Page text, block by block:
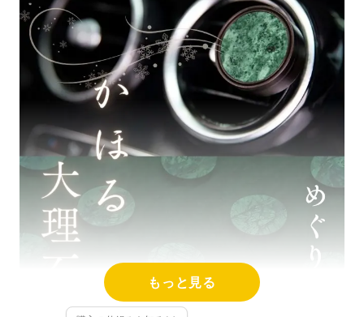
もっと見る